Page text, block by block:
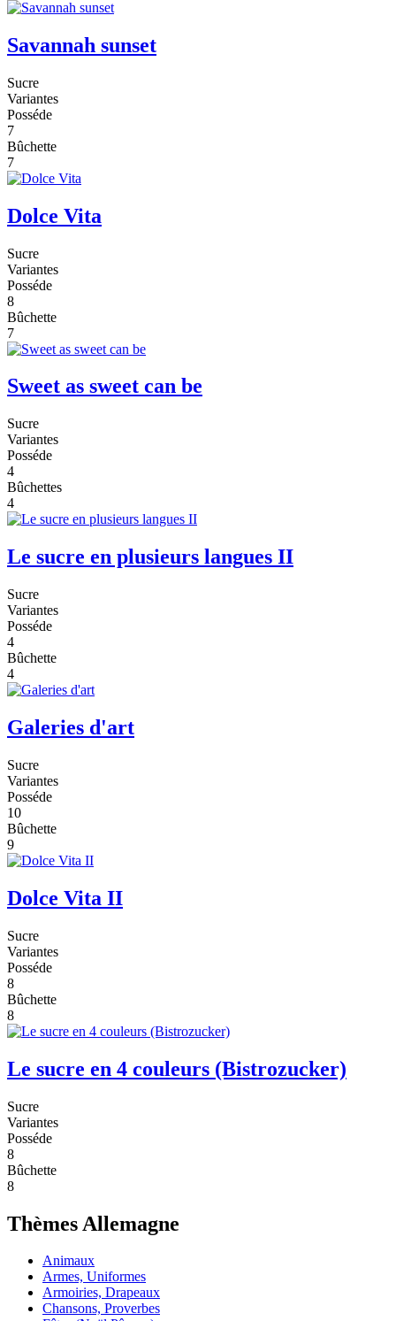
Savannah sunset
Sucre
Variantes
Posséde
7
Bûchette
7
Dolce Vita
Sucre
Variantes
Posséde
8
Bûchette
7
Sweet as sweet can be
Sucre
Variantes
Posséde
4
Bûchettes
4
Le sucre en plusieurs langues II
Sucre
Variantes
Posséde
4
Bûchette
4
Galeries d'art
Sucre
Variantes
Posséde
10
Bûchette
9
Dolce Vita II
Sucre
Variantes
Posséde
8
Bûchette
8
Le sucre en 4 couleurs (Bistrozucker)
Sucre
Variantes
Posséde
8
Bûchette
8
Thèmes Allemagne
Animaux
Armes, Uniformes
Armoiries, Drapeaux
Chansons, Proverbes